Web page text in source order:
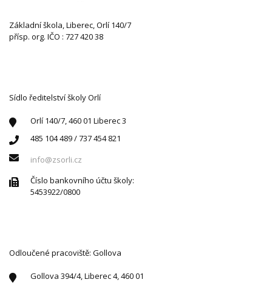
Základní škola, Liberec, Orlí 140/7
přísp. org. IČO : 727 420 38
Sídlo ředitelství školy Orlí
Orlí 140/7, 460 01 Liberec 3
485 104 489 / 737 454 821
info@zsorli.cz
Číslo bankovního účtu školy:
5453922/0800
Odloučené pracoviště: Gollova
Gollova 394/4, Liberec 4, 460 01